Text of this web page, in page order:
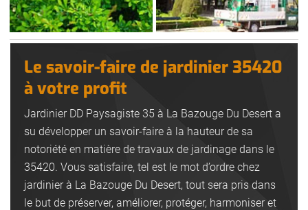
Le savoir-faire de jardinier 35420
à votre profit
Jardinier DD Paysagiste 35 à La Bazouge Du Desert a
su développer un savoir-faire à la hauteur de sa
notoriété en matière de travaux de jardinage dans le
35420. Vous satisfaire, tel est le mot d’ordre chez
jardinier à La Bazouge Du Desert, tout sera pris dans
le but de préserver, améliorer, protéger, harmoniser et